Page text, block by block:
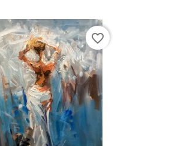
favorite_border